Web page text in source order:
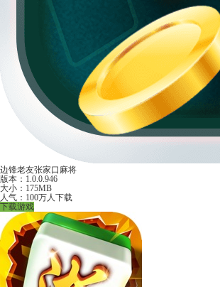
边锋老友张家口麻将
版本：1.0.0.946
大小：175MB
人气：100万人下载
下载游戏